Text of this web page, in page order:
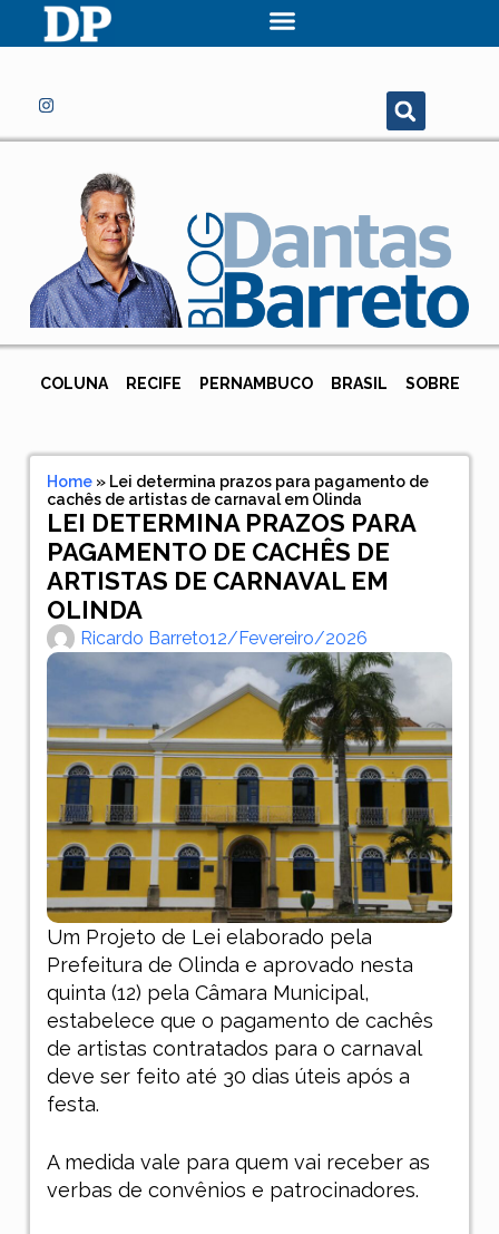
COLUNA RECIFE PERNAMBUCO BRASIL SOBRE
Home» Lei determina prazos para pagamento de
cachês de artistas de carnaval em Olinda
LEI DETERMINA PRAZOS PARA
PAGAMENTO DE CACHÊS DE
ARTISTAS DE CARNAVAL EM
OLINDA
Ricardo Barreto12/fevereiro/2026
Um Projeto de Lei elaborado pela
Prefeitura de Olinda e aprovado nesta
quinta (12) pela Câmara Municipal,
estabelece que o pagamento de cachês
de artistas contratados para o carnaval
deve ser feito até 30 dias úteis após a
festa.
A medida vale para quem vai receber as
verbas de convênios e patrocinadores.